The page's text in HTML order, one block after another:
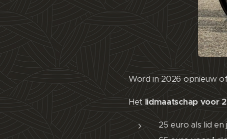
Word in 2026 opnieuw
Het lidmaatschap voor
25 euro als lid